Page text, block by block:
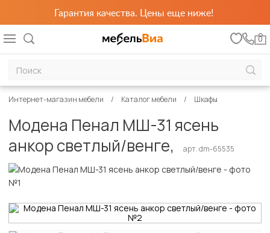
Гарантия качества. Цены еще ниже!
0
Интернет-магазин мебели Каталог мебели Шкафы
Модена Пенал МШ-31 ясень
анкор светлый/венге,
арт. dm-65535